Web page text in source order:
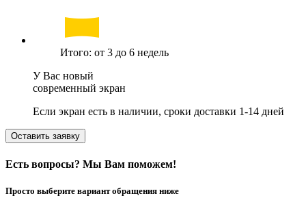
Итого: от 3 до 6 недель
У Вас новый
современный экран
Если экран есть в наличии, сроки доставки 1-14 дней
Оставить заявку
Есть вопросы? Мы Вам поможем!
Просто выберите вариант обращения ниже